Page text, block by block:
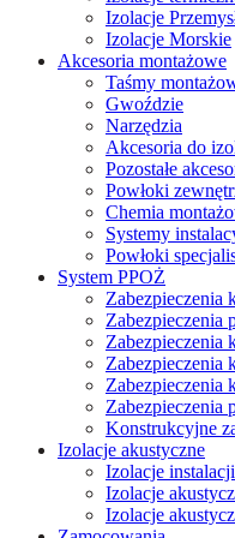
Izolacje
Izolacje Morskie
Akcesoria montażowe
Taśmy
Gwoździe
Narzędzia
Akcesoria do
Pozostałe
Powłoki
Chemia
Systemy
Powłoki
System PPOŻ
Zabezpieczenia
Zabezpieczenia
Zabezpieczenia
Zabezpieczenia
Zabezpieczenia
Zabezpieczenia
Konstrukcyjne
Izolacje akustyczne
Izolacje
Izolacje
Izolacje